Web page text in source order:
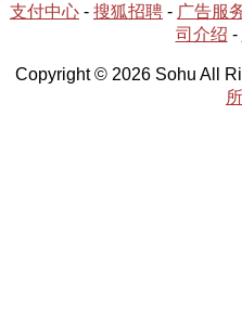
支付中心 - 搜狐招聘 - 广告服
司介绍 -
Copyright © 2026 Sohu All